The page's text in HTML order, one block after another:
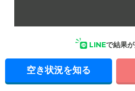
LINEで結果
空き状況を知る